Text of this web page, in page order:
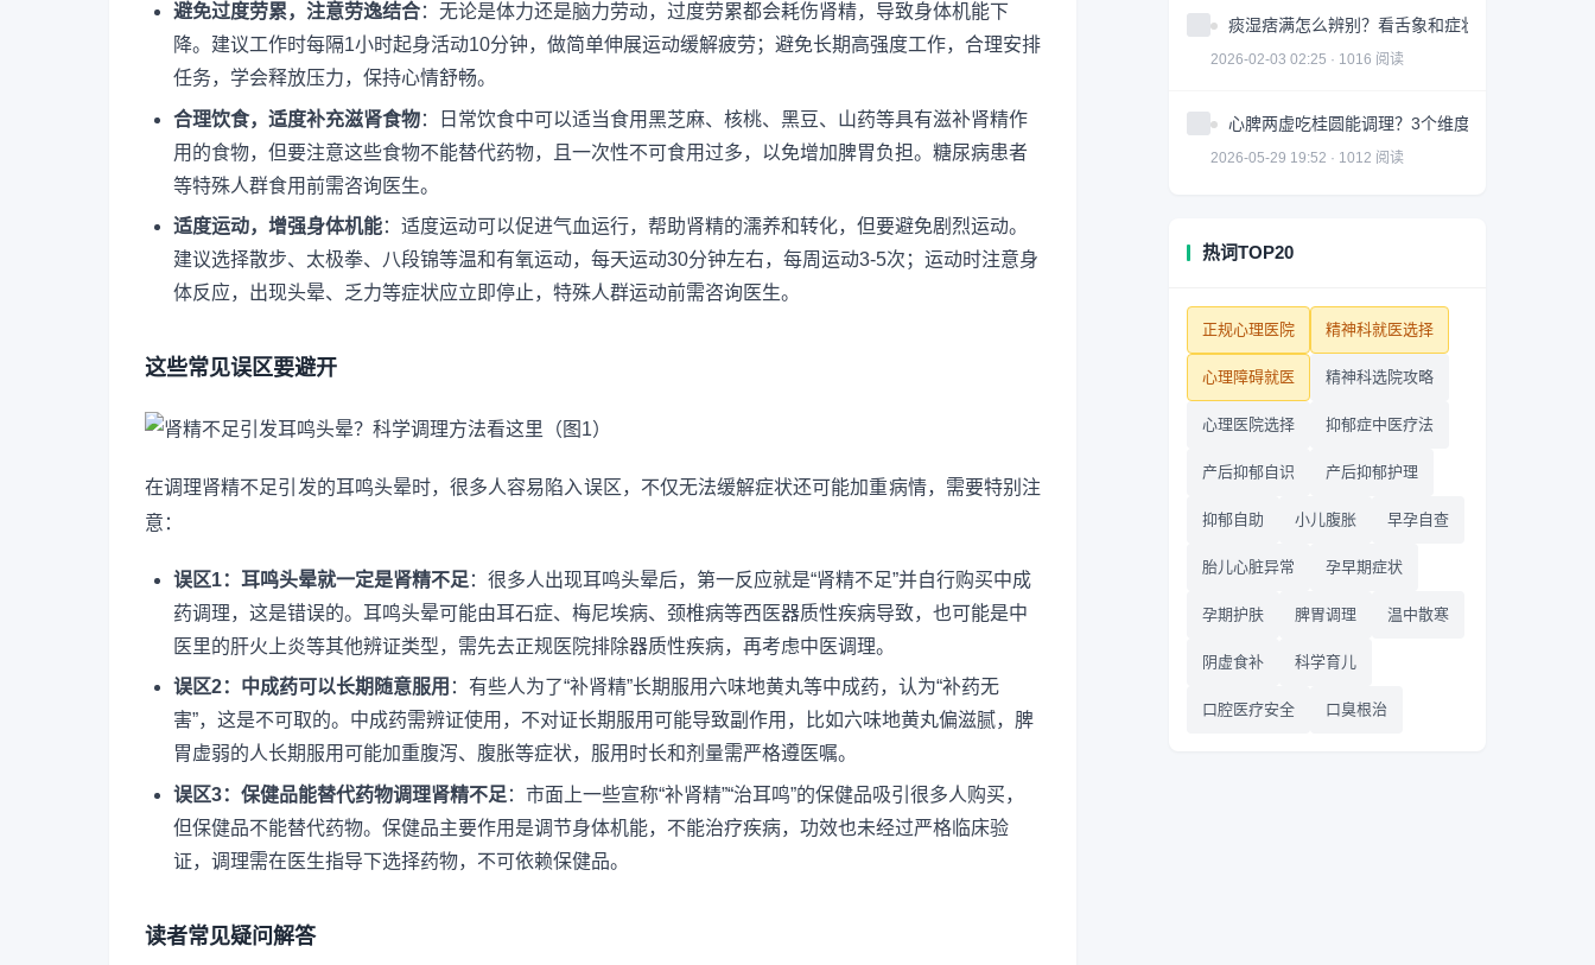
避免过度劳累，注意劳逸结合：无论是体力还是脑力劳动，过度劳累都会耗伤肾精，导致身体机能下
降。建议工作时每隔1小时起身活动10分钟，做简单伸展运动缓解疲劳；避免长期高强度工作，合理安排
任务，学会释放压力，保持心情舒畅。
合理饮食，适度补充滋肾食物：日常饮食中可以适当食用黑芝麻、核桃、黑豆、山药等具有滋补肾精作
用的食物，但要注意这些食物不能替代药物，且一次性不可食用过多，以免增加脾胃负担。糖尿病患者
等特殊人群食用前需咨询医生。
适度运动，增强身体机能：适度运动可以促进气血运行，帮助肾精的濡养和转化，但要避免剧烈运动。
建议选择散步、太极拳、八段锦等温和有氧运动，每天运动30分钟左右，每周运动3-5次；运动时注意身
体反应，出现头晕、乏力等症状应立即停止，特殊人群运动前需咨询医生。
这些常见误区要避开
在调理肾精不足引发的耳鸣头晕时，很多人容易陷入误区，不仅无法缓解症状还可能加重病情，需要特别注
意：
误区1：耳鸣头晕就一定是肾精不足 ：很多人出现耳鸣头晕后，第一反应就是“肾精不足”并自行购买中成
药调理，这是错误的。耳鸣头晕可能由耳石症、梅尼埃病、颈椎病等西医器质性疾病导致，也可能是中
医里的肝火上炎等其他辨证类型，需先去正规医院排除器质性疾病，再考虑中医调理。
误区2：中成药可以长期随意服用 ：有些人为了“补肾精”长期服用六味地黄丸等中成药，认为“补药无
害”，这是不可取的。中成药需辨证使用，不对证长期服用可能导致副作用，比如六味地黄丸偏滋腻，脾
胃虚弱的人长期服用可能加重腹泻、腹胀等症状，服用时长和剂量需严格遵医嘱。
误区3：保健品能替代药物调理肾精不足 ：市面上一些宣称“补肾精”“治耳鸣”的保健品吸引很多人购买，
但保健品不能替代药物。保健品主要作用是调节身体机能，不能治疗疾病，功效也未经过严格临床验
证，调理需在医生指导下选择药物，不可依赖保健品。
读者常见疑问解答
痰湿痞满怎么辨别？看舌象和症状
2026-02-03 02:25 · 1016 阅读
心脾两虚吃桂圆能调理？3个维度帮你科学改善
2026-05-29 19:52 · 1012 阅读
热词TOP20
正规心理医院 精神科就医选择
心理障碍就医 精神科选院攻略
心理医院选择 抑郁症中医疗法
产后抑郁自识 产后抑郁护理
抑郁自助 小儿腹胀 早孕自查
胎儿心脏异常 孕早期症状
孕期护肤 脾胃调理 温中散寒
阴虚食补 科学育儿
口腔医疗安全 口臭根治